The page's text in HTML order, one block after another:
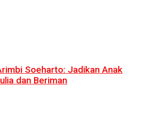
Soeharto: Jadikan Anak
dan Beriman